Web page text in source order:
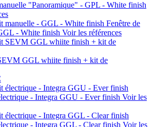
"Panoramique" - GPL - White finish
Fenêtre de
- White finish Voir les références
GGL whiite finish + kit de
- Integra GGU - Ever finish Voir les
- Integra GGL - Clear finish Voir les